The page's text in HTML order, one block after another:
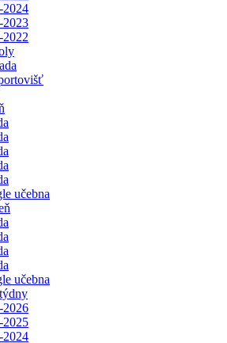
2024
2023
2022
učebna
učebna
2026
2025
2024